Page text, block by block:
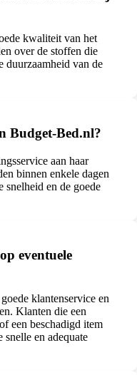
kwaliteit van het
over de stoffen die
duurzaamheid van de
Budget-Bed.nl?
aan haar
binnen enkele dagen
en de goede
eventuele
klantenservice en
Klanten die een
een beschadigd item
en adequate